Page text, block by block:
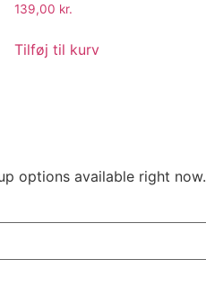
139,00 kr.
Tilføj til kurv
options available right now.